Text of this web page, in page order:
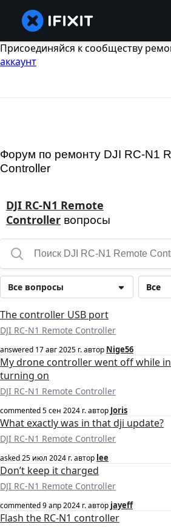
Присоединяйся к сообществу
аккаунт
Форум по ремонту DJI RC-N1
Controller
DJI RC-N1 Remote
Controller вопросы
Все
Все вопросы
The controller USB port
DJI RC-N1 Remote Controller
answered 17 авг 2025 г.автор Nige56
My drone controller went off while
turning on
DJI RC-N1 Remote Controller
commented5 сен 2024 г.автор Joris
What exactly was in that dji update?
DJI RC-N1 Remote Controller
asked25 июл 2024 г.автор lee
Don’t keep it charged
DJI RC-N1 Remote Controller
commented9 апр 2024 г.автор jayeff
Flash the RC-N1 controller